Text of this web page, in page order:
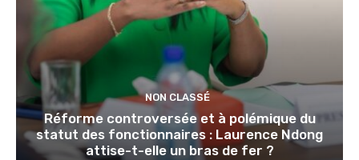
NON CLASSÉ
Réforme controversée et à polémique du
statut des fonctionnaires : Laurence Ndong
attise-t-elle un bras de fer ?